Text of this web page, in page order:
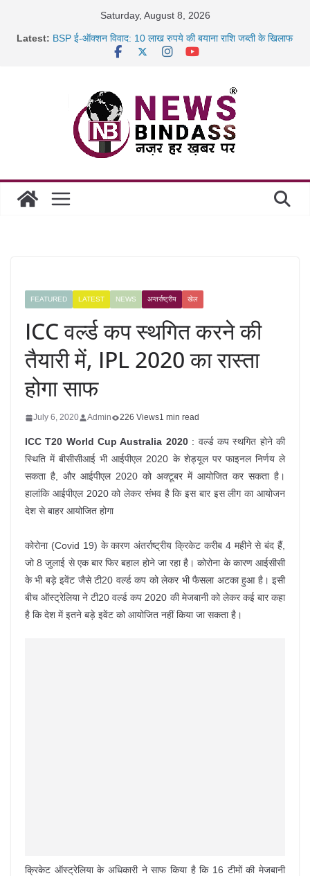
Saturday, August 8, 2026
Latest: BSP ई-ऑक्शन विवाद: 10 लाख रुपये की बयाना राशि जब्ती के खिलाफ
साइबर ठगी पर दुर्ग पुलिस का बड़ा एक्शन: 13 म्यूल बैंक खाताधारक
गिरफ्तार
FEATURED LATEST NEWS अन्तर्राष्ट्रीय खेल
ICC वर्ल्ड कप स्थगित करने की
तैयारी में, IPL 2020 का रास्ता
होगा साफ
July 6, 2020 Admin 226 Views1 min read
ICC T20 World Cup Australia 2020: वर्ल्ड कप स्थगित होने की
स्थिति में बीसीसीआई भी आईपीएल 2020 के शेड्यूल पर फाइनल निर्णय ले
सकता है, और आईपीएल 2020 को अक्टूबर में आयोजित कर सकता है।
हालांकि आईपीएल 2020 को लेकर संभव है कि इस बार इस लीग का आयोजन
देश से बाहर आयोजित होगा
कोरोना (Covid 19) के कारण अंतर्राष्ट्रीय क्रिकेट करीब 4 महीने से बंद हैं,
जो 8 जुलाई से एक बार फिर बहाल होने जा रहा है। कोरोना के कारण आईसीसी
के भी बड़े इवेंट जैसे टी20 वर्ल्ड कप को लेकर भी फैसला अटका हुआ है। इसी
बीच ऑस्ट्रेलिया ने टी20 वर्ल्ड कप 2020 की मेजबानी को लेकर कई बार कहा
है कि देश में इतने बड़े इवेंट को आयोजित नहीं किया जा सकता है।
क्रिकेट ऑस्ट्रेलिया के अधिकारी ने साफ किया है कि 16 टीमों की मेजबानी